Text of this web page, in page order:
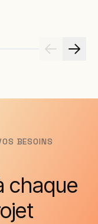
BESOINS
chaque